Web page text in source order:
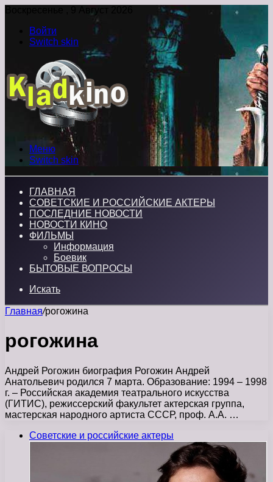
Воскресенье , 9 Август 2026
Войти
Switch skin
Меню
Switch skin
ГЛАВНАЯ
СОВЕТСКИЕ И РОССИЙСКИЕ АКТЕРЫ
ПОСЛЕДНИЕ НОВОСТИ
НОВОСТИ КИНО
ФИЛЬМЫ
Информация
Боевик
БЫТОВЫЕ ВОПРОСЫ
Искать
Главная/рогожина
рогожина
Андрей Рогожин биография Рогожин Андрей
Анатольевич родился 7 марта. Образование: 1994 – 1998
г. – Российская академия театрального искусства
(ГИТИС), режиссерский факультет актерская группа,
мастерская народного артиста СССР, проф. А.А. …
Советские и российские актеры